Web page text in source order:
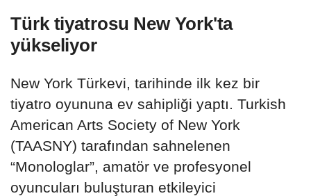
Türk tiyatrosu New York'ta
yükseliyor
New York Türkevi, tarihinde ilk kez bir
tiyatro oyununa ev sahipliği yaptı. Turkish
American Arts Society of New York
(TAASNY) tarafından sahnelenen
“Monologlar”, amatör ve profesyonel
oyuncuları buluşturan etkileyici